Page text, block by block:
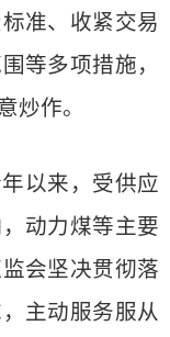
准、收紧交易
等多项措施，
炒作。
以来，受供应
动力煤等主要
会坚决贯彻落
主动服务服从